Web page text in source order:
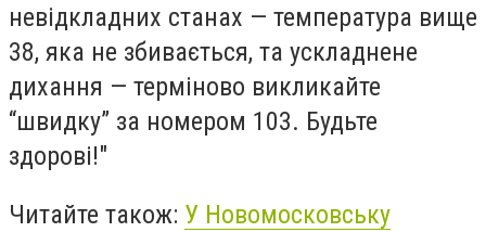
невідкладних станах — температура вище
38, яка не збивається, та ускладнене
дихання — терміново викликайте
“швидку” за номером 103. Будьте
здорові!"
Читайте також: У Новомосковську